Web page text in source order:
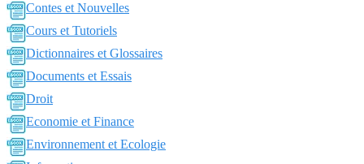
Contes et Nouvelles
Cours et Tutoriels
Dictionnaires et Glossaires
Documents et Essais
Droit
Economie et Finance
Environnement et Ecologie